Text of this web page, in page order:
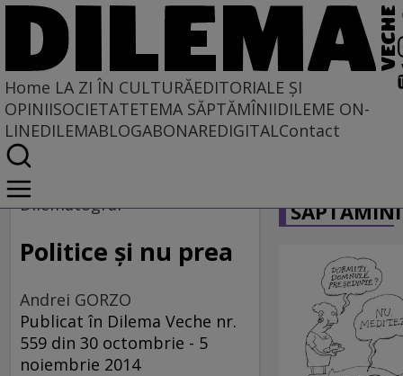
Home LA ZI ÎN CULTURĂEDITORIALE ȘI
OPINIISOCIETATETEMA SĂPTĂMÎNIIDILEME ON-
LINEDILEMABLOGABONAREDIGITALContact
Home
La zi în cultură
Dilematograf
Politice şi nu prea
Andrei GORZO
Publicat în Dilema Veche nr.
559 din 30 octombrie - 5
noiembrie 2014